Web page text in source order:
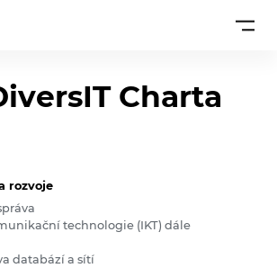
Charta
rozvoje
technologie (IKT) dále
databází a sítí